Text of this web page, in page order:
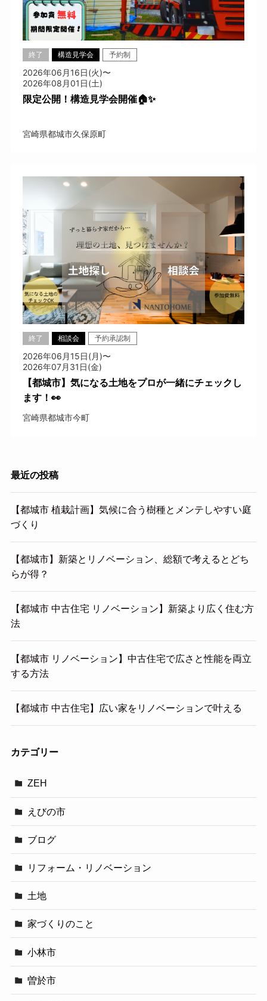
終了 構造見学会 予約制
2026年06月16日(火)〜
2026年08月01日(土)
限定公開！構造見学会開催🏠✨
宮崎県都城市久保原町
終了 相談会 予約承認制
2026年06月15日(月)〜
2026年07月31日(金)
【都城市】気になる土地をプロが一緒にチェックし
ます！👀
宮崎県都城市今町
最近の投稿
【都城市 植栽計画】気候に合う樹種とメンテしやすい庭
づくり
【都城市】新築とリノベーション、総額で考えるとどち
らが得？
【都城市 中古住宅 リノベーション】新築より広く住む方
法
【都城市 リノベーション】中古住宅で広さと性能を両立
する方法
【都城市 中古住宅】広い家をリノベーションで叶える
カテゴリー
ZEH
えびの市
ブログ
リフォーム・リノベーション
土地
家づくりのこと
小林市
曽於市